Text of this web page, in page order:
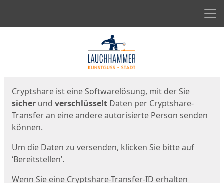
Cryptshare ist eine Softwarelösung, mit der Sie
sicher und verschlüsselt Daten per Cryptshare-
Transfer an eine andere autorisierte Person senden
können.
Um die Daten zu versenden, klicken Sie bitte auf
‘Bereitstellen’.
Wenn Sie eine Cryptshare-Transfer-ID erhalten